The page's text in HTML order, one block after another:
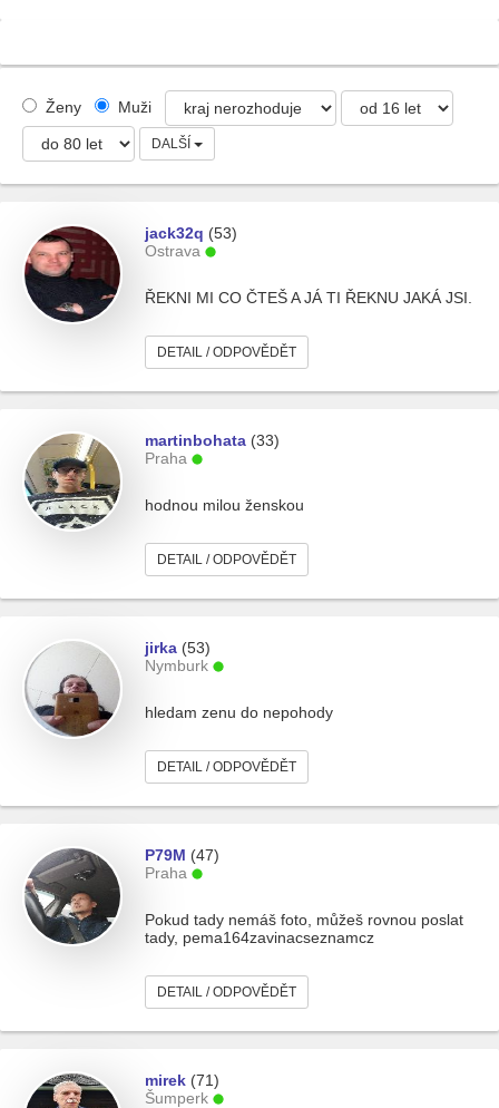
Ženy Muži
DALŠÍ
jack32q (53)
Ostrava
ŘEKNI MI CO ČTEŠ A JÁ TI ŘEKNU JAKÁ JSI.
DETAIL / ODPOVĚDĚT
martinbohata (33)
Praha
hodnou milou ženskou
DETAIL / ODPOVĚDĚT
jirka (53)
Nymburk
hledam zenu do nepohody
DETAIL / ODPOVĚDĚT
P79M (47)
Praha
Pokud tady nemáš foto, můžeš rovnou poslat
tady, pema164zavinacseznamcz
DETAIL / ODPOVĚDĚT
mirek (71)
Šumperk